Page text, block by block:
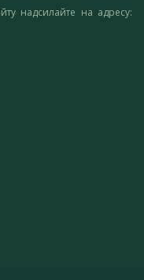
надсилайте на адресу: